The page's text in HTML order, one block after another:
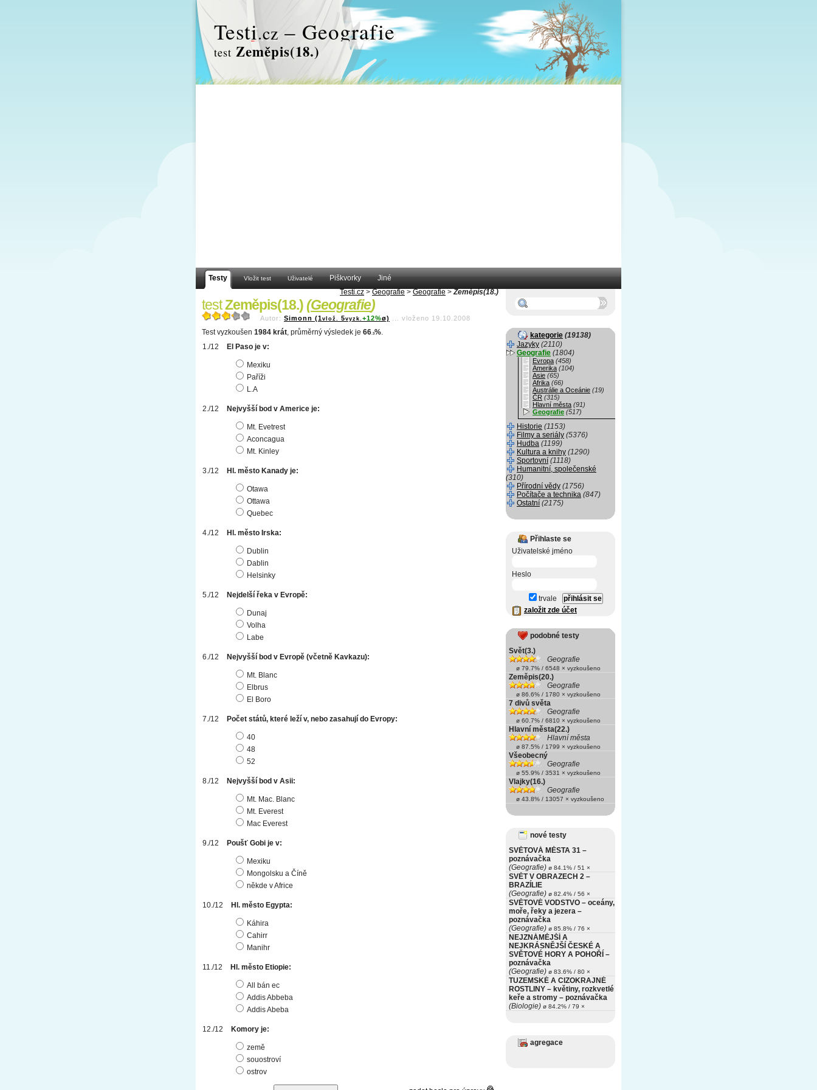
Testi.cz – Geografie
test Zeměpis(18.)
Testy Vložit test Uživatelé Piškvorky
Jiné
Testi.cz > Geografie > Geografie >Zeměpis(18.)
testZeměpis(18.)(Geografie)
Autor: Simonn (1vlož. 5vyzk. +12%ø) vloženo 19.10.2008
Test vyzkoušen 1984 krát, průměrný výsledek je 66 .3%.
El Paso je v:
Mexiku
Paříži
L.A
Nejvyšší bod v Americe je:
Mt. Evetrest
Aconcagua
Mt. Kinley
Hl. město Kanady je:
Otawa
Ottawa
Quebec
Hl. město Irska:
Dublin
Dablin
Helsinky
Nejdelší řeka v Evropě:
Dunaj
Volha
Labe
Nejvyšší bod v Evropě (včetně Kavkazu):
Mt. Blanc
Elbrus
El Boro
Počet států, které leží v, nebo zasahují do Evropy:
40
48
52
Nejvyšší bod v Asii:
Mt. Mac. Blanc
Mt. Everest
Mac Everest
Poušť Gobi je v:
Mexiku
Mongolsku a Číně
někde v Africe
Hl. město Egypta:
Káhira
Cahirr
Manihr
Hl. město Etiopie:
All bán ec
Addis Abbeba
Addis Abeba
Komory je:
země
souostroví
ostrov
kategorie (19138)
Jazyky (2110)
Geografie (1804)
Evropa (458)
Amerika (104)
Asie (65)
Afrika (66)
Austrálie a Oceánie (19)
ČR (315)
Hlavní města (91)
Geografie (517)
Historie (1153)
Filmy a seriály (5376)
Hudba (1199)
Kultura a knihy (1290)
Sportovní (1118)
Humanitní, společenské
(310)
Přírodní vědy (1756)
Počítače a technika (847)
Ostatní (2175)
Přihlaste se
Uživatelské jméno
Heslo
trvale
založit zde účet
podobné testy
Svět(3.)
Geografie
ø 79.7% / 6548 × vyzkoušeno
Zeměpis(20.)
Geografie
ø 86.6% / 1780 × vyzkoušeno
7 divů světa
Geografie
ø 60.7% / 6810 × vyzkoušeno
Hlavní města(22.)
Hlavní města
ø 87.5% / 1799 × vyzkoušeno
Všeobecný
Geografie
ø 55.9% / 3531 × vyzkoušeno
Vlajky(16.)
Geografie
ø 43.8% / 13057 × vyzkoušeno
nové testy
SVĚTOVÁ MĚSTA 31 –
poznávačka
(Geografie) ø 84.1% / 51 ×
SVĚT V OBRAZECH 2 –
BRAZÍLIE
(Geografie) ø 82.4% / 56 ×
SVĚTOVÉ VODSTVO – oceány,
moře, řeky a jezera –
poznávačka
(Geografie) ø 85.8% / 76 ×
NEJZNÁMĚJŠÍ A
NEJKRÁSNĚJŠÍ ČESKÉ A
SVĚTOVÉ HORY A POHOŘÍ –
poznávačka
(Geografie) ø 83.6% / 80 ×
TUZEMSKÉ A CIZOKRAJNÉ
ROSTLINY – květiny, rozkvetlé
keře a stromy – poznávačka
(Biologie) ø 84.2% / 79 ×
agregace